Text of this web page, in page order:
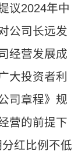
议2024年中
公司长远发
经营发展成
大投资者利
司章程》规
营的前提下
红比例不低